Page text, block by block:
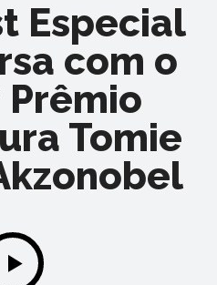
Especial
com o
Prêmio
Tomie